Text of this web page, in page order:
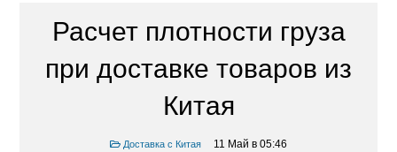
Расчет плотности груза
при доставке товаров из
Китая
Доставка с Китая 11 Май в 05:46